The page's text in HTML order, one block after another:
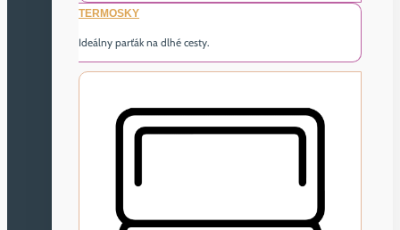
TERMOSKY
Ideálny parťák na dlhé cesty.